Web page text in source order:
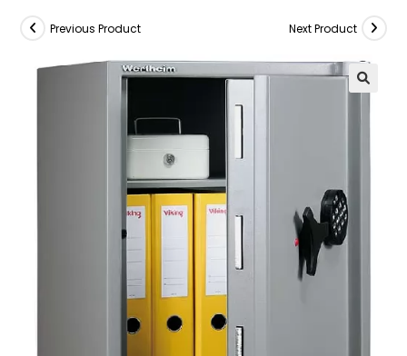
Previous Product Next Product